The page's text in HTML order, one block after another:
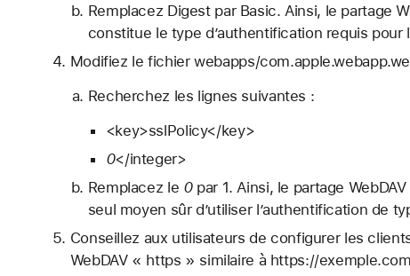
Remplacez Digest par Basic. Ainsi, le partage
constitue le type d’authentification requis pour
Modifiez le fichier webapps/
Recherchez les lignes suivantes :
<key>sslPolicy</key>
0</integer>
Remplacez le 0par 1. Ainsi, le partage
seul moyen sûr d’utiliser l’authentification de
Conseillez aux utilisateurs de configurer les
WebDAV « https » similaire à https://